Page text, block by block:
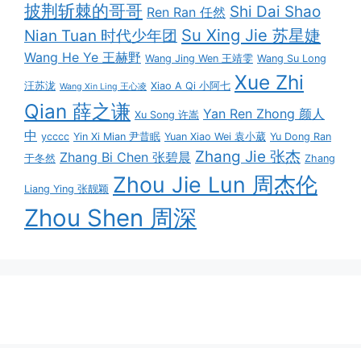
披荆斩棘的哥哥 Ren Ran 任然 Shi Dai Shao
Nian Tuan 时代少年团 Su Xing Jie 苏星婕
Wang He Ye 王赫野 Wang Jing Wen 王靖雯 Wang Su Long
汪苏泷 Wang Xin Ling 王心凌 Xiao A Qi 小阿七 Xue Zhi
Qian 薛之谦 Xu Song 许嵩 Yan Ren Zhong 颜人
中 ycccc Yin Xi Mian 尹昔眠 Yuan Xiao Wei 袁小葳 Yu Dong Ran
于冬然 Zhang Bi Chen 张碧晨 Zhang Jie 张杰 Zhang
Liang Ying 张靓颖 Zhou Jie Lun 周杰伦
Zhou Shen 周深